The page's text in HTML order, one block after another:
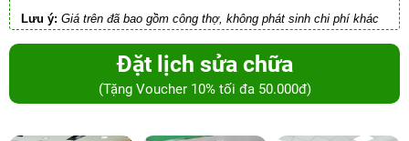
Lưu ý: Giá trên đã bao gồm công thợ, không phát sinh chi phí khác
Đặt lịch sửa chữa
(Tặng Voucher 10% tối đa 50.000đ)